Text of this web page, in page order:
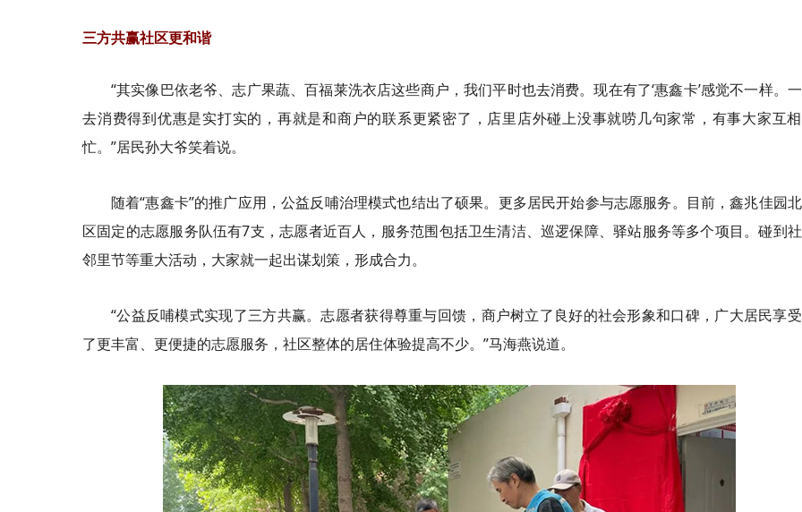
三方共赢社区更和谐
“其实像巴依老爷、志广果蔬、百福莱洗衣店这些商户，我们平时也去消费。现在有了‘惠鑫卡’感觉不一样。
去消费得到优惠是实打实的，再就是和商户的联系更紧密了，店里店外碰上没事就唠几句家常，有事大家互
忙。”居民孙大爷笑着说。
随着“惠鑫卡”的推广应用，公益反哺治理模式也结出了硕果。更多居民开始参与志愿服务。目前，鑫兆佳园
区固定的志愿服务队伍有7支，志愿者近百人，服务范围包括卫生清洁、巡逻保障、驿站服务等多个项目。碰到
邻里节等重大活动，大家就一起出谋划策，形成合力。
“公益反哺模式实现了三方共赢。志愿者获得尊重与回馈，商户树立了良好的社会形象和口碑，广大居民享
了更丰富、更便捷的志愿服务，社区整体的居住体验提高不少。”马海燕说道。